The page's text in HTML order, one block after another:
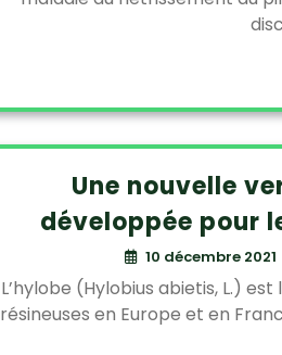
Une nouvelle
développée pour
10 décembre 2021
L’hylobe (Hylobius abietis, L.)
résineuses en Europe et en